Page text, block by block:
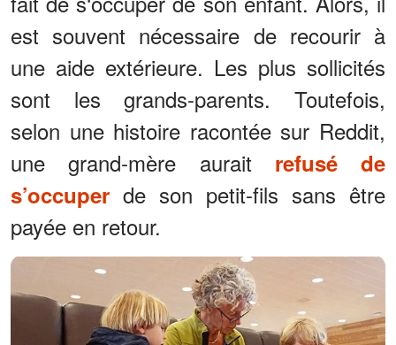
est souvent nécessaire de recourir à
une aide extérieure. Les plus sollicités
sont les grands-parents. Toutefois,
selon une histoire racontée sur Reddit,
une grand-mère aurait refusé de
s’occuper de son petit-fils sans être
payée en retour.